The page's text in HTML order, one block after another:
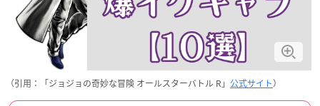
（引用：「ジョジョの奇妙な冒険 オールスターバトル R」 公式サイト）